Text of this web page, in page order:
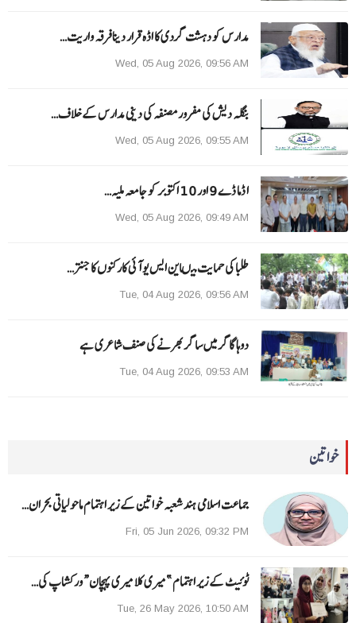
مدارس کو دہشت گردی کا اڈہ قرار دینا فرقہ واریت…
Wed, 05 Aug 2026, 09:56 AM
بنگلہ دیش کی مفرور مصنفہ کی دینی مدارس کے خلاف…
Wed, 05 Aug 2026, 09:55 AM
ا ڈما ڈے 9 اور 10 اکتوبر کو جامعہ ملیہ…
Wed, 05 Aug 2026, 09:49 AM
طلبا کی حمایت میںاین ایس یو آئی کارکنوں کا جنتر…
Tue, 04 Aug 2026, 09:56 AM
دوہا گاگر میں ساگر بھرنے کی صنف شاعری ہے
Tue, 04 Aug 2026, 09:53 AM
خواتین
جماعت اسلامی ہند شعبہ خواتین کے زیر اہتمام ماحولیاتی بحران…
Fri, 05 Jun 2026, 09:32 PM
ٹوئیٹ کے زیر اہتمام ”میری کلا میری پہچان“ ورکشاپ کی…
Tue, 26 May 2026, 10:50 AM